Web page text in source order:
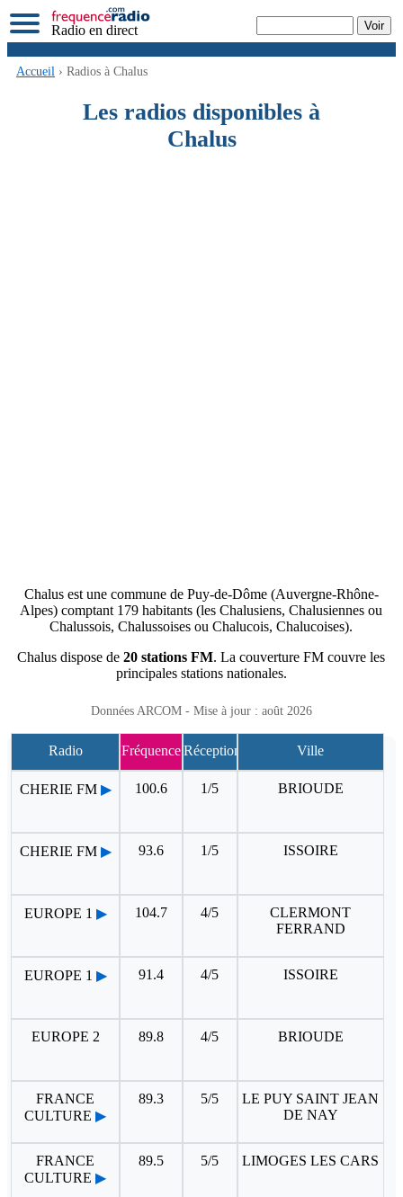
Radio en direct
Accueil › Radios à Chalus
Les radios disponibles à
Chalus
Chalus est une commune de Puy-de-Dôme (Auvergne-Rhône-
Alpes) comptant 179 habitants (les Chalusiens, Chalusiennes ou
Chalussois, Chalussoises ou Chalucois, Chalucoises).
Chalus dispose de20 stations FM. La couverture FM couvre les
principales stations nationales.
Données ARCOM - Mise à jour : août 2026
Radio FréquenceRéception Ville
CHERIE FM ▶ 100.6 1/5 BRIOUDE
CHERIE FM ▶ 93.6 1/5 ISSOIRE
EUROPE 1 ▶ 104.7 4/5
CLERMONT
FERRAND
EUROPE 1 ▶ 91.4 4/5 ISSOIRE
EUROPE 2 89.8 4/5 BRIOUDE
FRANCE
CULTURE ▶
89.3 5/5
LE PUY SAINT JEAN
DE NAY
FRANCE
CULTURE ▶
89.5 5/5 LIMOGES LES CARS